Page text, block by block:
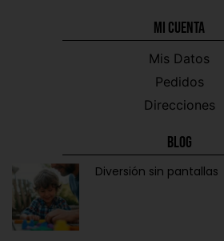
Mi CUENTA
Mis Datos
Pedidos
Direcciones
Blog
Diversión sin pantallas